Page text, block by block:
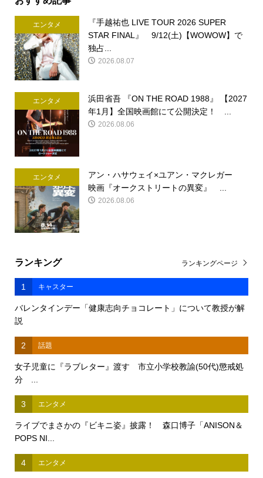
エンタメ
『手越祐也 LIVE TOUR 2026 SUPER
STAR FINAL』 9/12(土)【WOWOW】で
独占...
2026.08.07
エンタメ
浜田省吾 『ON THE ROAD 1988』 【2027
年1月】全国映画館にて公開決定！ ...
2026.08.06
エンタメ
アン・ハサウェイ×ユアン・マクレガー
映画『オークストリートの異変』 ...
2026.08.06
ランキング
1 キャスター
バレンタインデー「健康志向チョコレート」について教授が解
説
2 話題
女子児童に『ラブレター』渡す 市立小学校教諭(50代)懲戒処
分 ...
3 エンタメ
ライブでまさかの『ビキニ姿』披露！ 森口博子「ANISON＆
POPS NI...
4 エンタメ
ランキングページ